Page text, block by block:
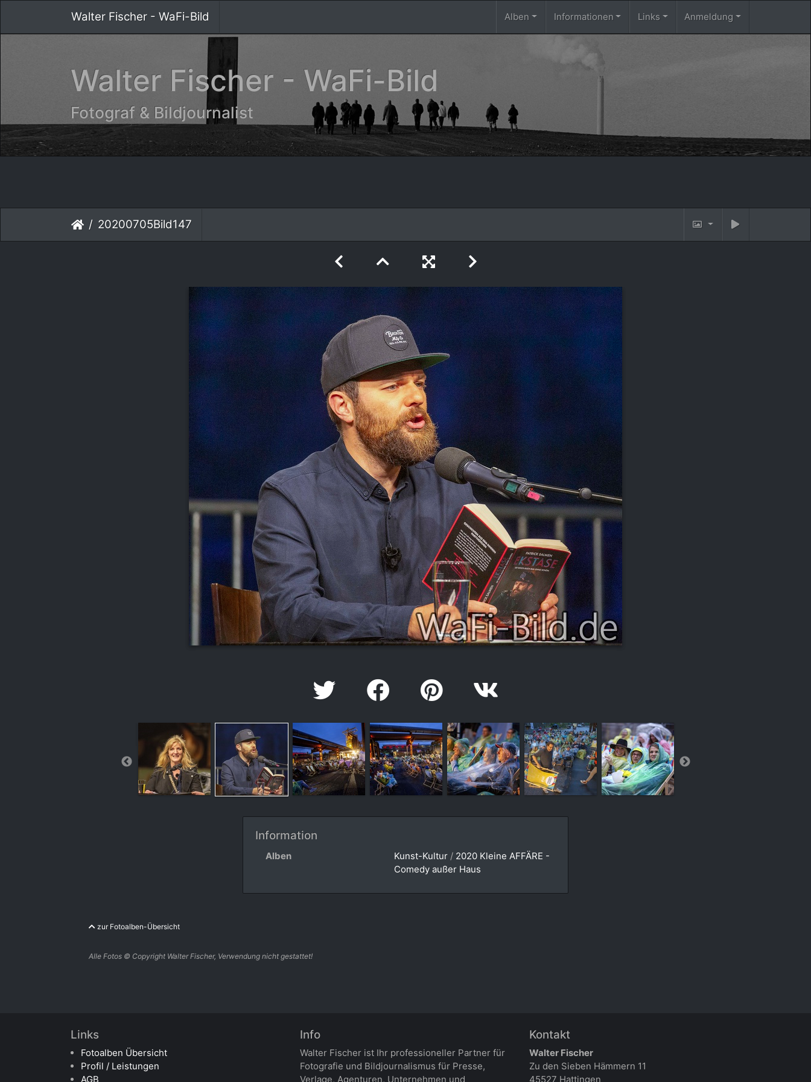
Walter Fischer - WaFi-Bild Alben Informationen Links Anmeldung
Walter Fischer - WaFi-Bild
Fotograf & Bildjournalist
20200705Bild147
Information
Alben Kunst-Kultur/ 2020 Kleine AFFÄRE -
Comedy außer Haus
zur Fotoalben-Übersicht
Alle Fotos © Copyright Walter Fischer, Verwendung nicht gestattet!
Links
Fotoalben Übersicht
Profil / Leistungen
AGB
Info
Walter Fischer ist Ihr professioneller Partner für
Fotografie und Bildjournalismus für Presse,
Verlage, Agenturen, Unternehmen und
Kontakt
Walter Fischer
Zu den Sieben Hämmern 11
45527 Hattingen